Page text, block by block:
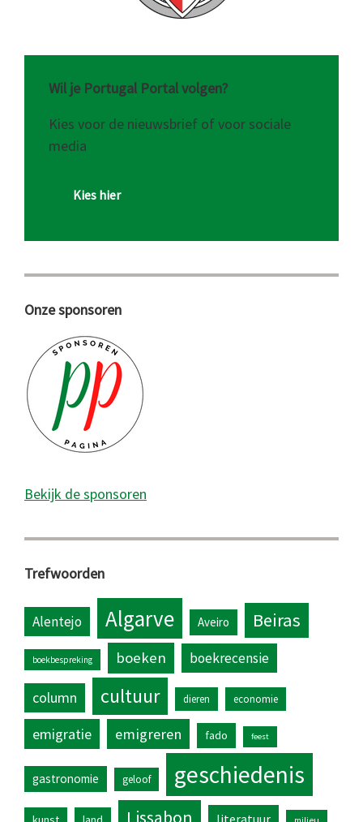
Wil je Portugal Portal volgen?
Kies voor de nieuwsbrief of voor sociale
media
Kies hier
Onze sponsoren
Bekijk de sponsoren
Trefwoorden
Alentejo Algarve Aveiro Beiras
boekbespreking boeken boekrecensie
column cultuur dieren economie
emigratie emigreren fado feest
gastronomie geloof geschiedenis
Lissabon